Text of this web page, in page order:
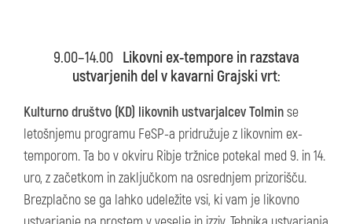
9.00–14.00 Likovni ex-tempore in razstava
ustvarjenih del v kavarni Grajski vrt:
Kulturno društvo (KD) likovnih ustvarjalcev Tolminse
letošnjemu programu FeSP-a pridružuje z likovnim ex-
temporom. Ta bo v okviru Ribje tržnice potekal med 9. in 14.
uro, z začetkom in zaključkom na osrednjem prizorišču.
Brezplačno se ga lahko udeležite vsi, ki vam je likovno